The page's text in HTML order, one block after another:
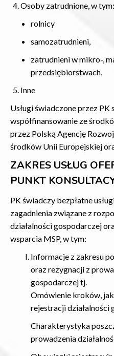
Osoby zatrudnione, w tym:
rolnicy
samozatrudnieni,
zatrudnieni w mikro-,
przedsiębiorstwach,
Inne
Usługi świadczone przez PK
współfinansowanie ze
przez Polską Agencję
środków Unii Europejskiej
ZAKRES USŁUG
PUNKT
PK świadczy bezpłatne
zagadnienia związane z
działalności gospodarczej
wsparcia MSP, w tym:
Informacje z zakresu
oraz rezygnacji z
gospodarczej tj.
Omówienie kroków,
rejestracji działalności
Charakterystyka
prowadzenia